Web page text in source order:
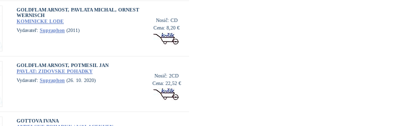
GOLDFLAM ARNOST, PAVLATA MICHAL, ORNEST
WERNISCH
KOMINICKE LODE
Vydavateľ: Supraphon (2011)
Nosič: CD
Cena: 8,20 €
GOLDFLAM ARNOST, POTMESIL JAN
PAVLAT: ZIDOVSKE POHADKY
Vydavateľ: Supraphon (26. 10. 2020)
Nosič: 2CD
Cena: 22,52 €
GOTTOVA IVANA